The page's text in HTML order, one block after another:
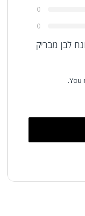
0
0
לבן מבריק
You